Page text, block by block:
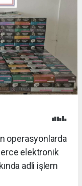
operasyonlarda
elektronik
adli işlem